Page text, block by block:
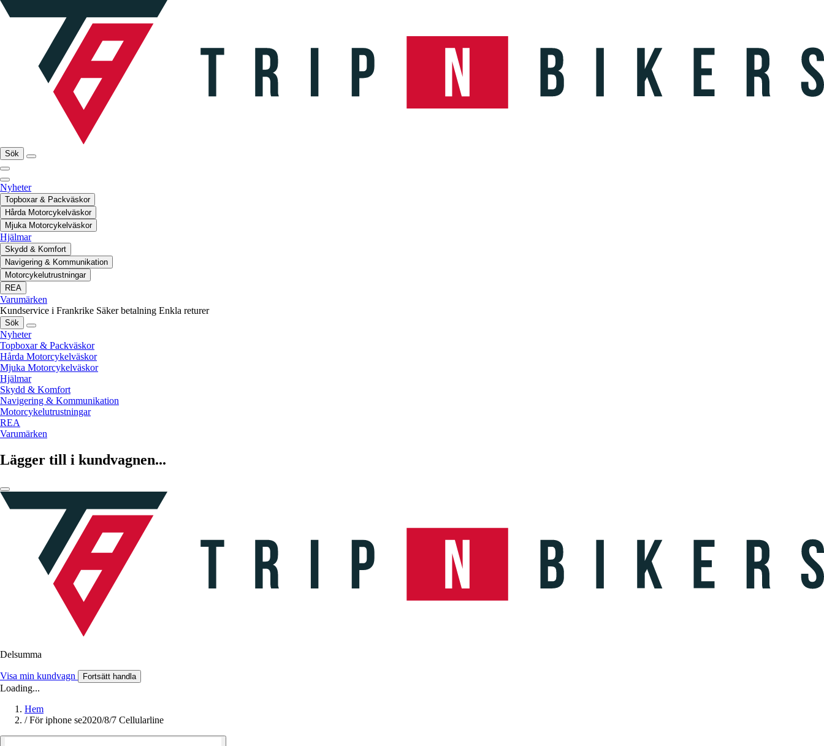
Sök
Nyheter
Topboxar & Packväskor
Hårda Motorcykelväskor
Mjuka Motorcykelväskor
Hjälmar
Skydd & Komfort
Navigering & Kommunikation
Motorcykelutrustningar
REA
Varumärken
Kundservice i Frankrike Säker betalning Enkla returer
Sök
Nyheter
Topboxar & Packväskor
Hårda Motorcykelväskor
Mjuka Motorcykelväskor
Hjälmar
Skydd & Komfort
Navigering & Kommunikation
Motorcykelutrustningar
REA
Varumärken
Lägger till i kundvagnen...
Delsumma
Visa min kundvagn Fortsätt handla
Loading...
Hem
/ För iphone se2020/8/7 Cellularline